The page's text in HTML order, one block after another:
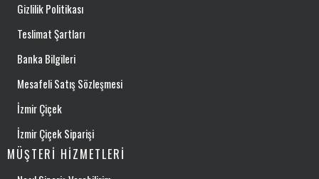
Gizlilik Politikası
Teslimat Şartları
Banka Bilgileri
Mesafeli Satış Sözleşmesi
İzmir Çiçek
İzmir Çiçek Siparişi
MÜŞTERI HIZMETLERI